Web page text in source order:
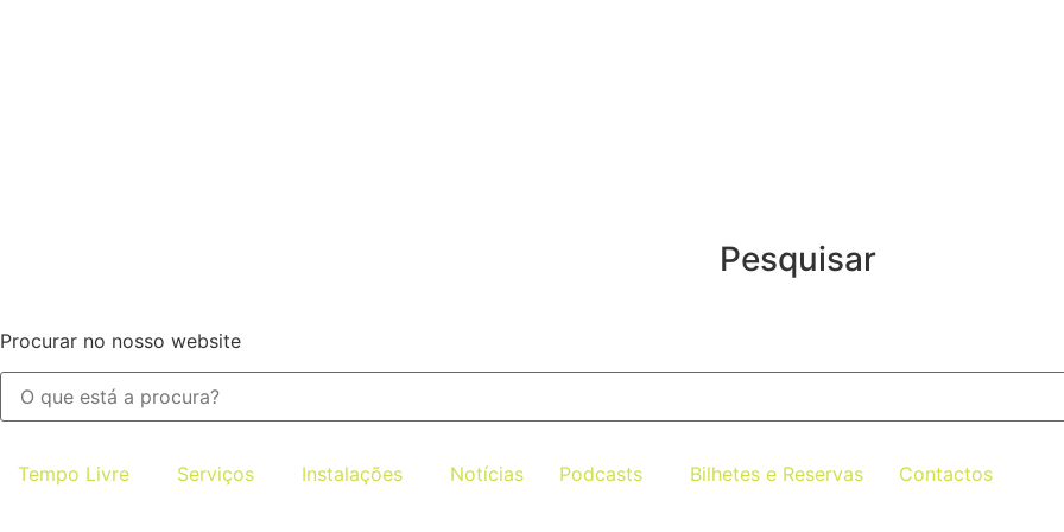
Pesquisar
Procurar no nosso website
Tempo Livre Serviços Instalações Notícias Podcasts Bilhetes e Reservas Contactos